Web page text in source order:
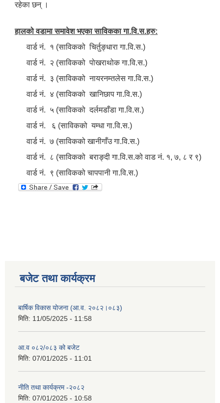
रहेका छन् ।
हालको वडामा समावेश भएका साविकका गा.वि.स.हरु:
वार्ड नं. १ (साविकको चिर्तुङ्धारा गा.वि.स.)
वार्ड नं. २ (साविकको पोखराथोक गा.वि.स.)
वार्ड नं. ३ (साविकको नायरनम्तलेस गा.वि.स.)
वार्ड नं. ४ (साविकको खानिछाप गा.वि.स.)
वार्ड नं. ५ (साविकको दर्लमडाँडा गा.वि.स.)
वार्ड नं. ६ (साविकको यम्धा गा.वि.स.)
वार्ड नं. ७ (साविकको खानीगाँउ गा.वि.स.)
वार्ड नं. ८ (साविकको बराङ्दी गा.वि.स.को वाड नं. १, ७, ८ र ९)
वार्ड नं. ९ (साविकको चापपानी गा.वि.स.)
बजेट तथा कार्यक्रम
बार्षिक विकास योजना (आ.व. २०८२।०८३)
मिति: 11/05/2025 - 11:58
आ.व ०८२/०८३ को बजेट
मिति: 07/01/2025 - 11:01
नीति तथा कार्यक्रम -२०८२
मिति: 07/01/2025 - 10:58